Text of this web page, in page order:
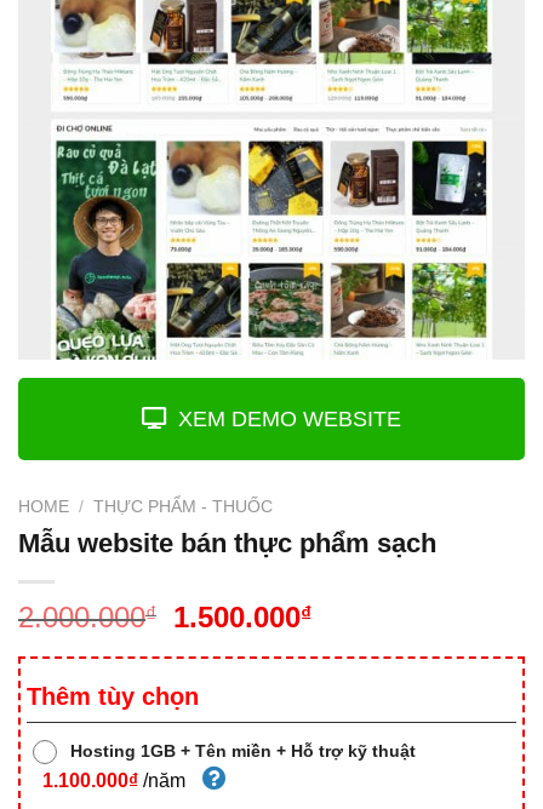
XEM DEMO WEBSITE
HOME / THỰC PHẨM - THUỐC
Mẫu website bán thực phẩm sạch
2.000.000₫ 1.500.000₫
Thêm tùy chọn
Hosting 1GB + Tên miền + Hỗ trợ kỹ thuật
1.100.000₫ /năm